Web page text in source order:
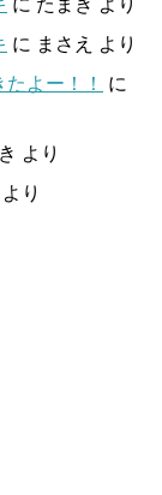
に まさえ
より
よー！！
に
より
より